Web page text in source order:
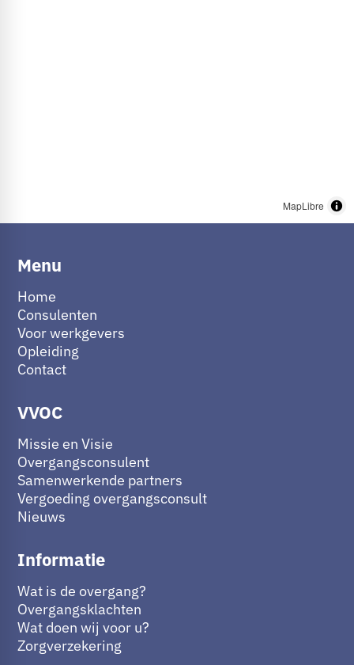
MapLibre
Menu
Home
Consulenten
Voor werkgevers
Opleiding
Contact
VVOC
Missie en Visie
Overgangsconsulent
Samenwerkende partners
Vergoeding overgangsconsult
Nieuws
Informatie
Wat is de overgang?
Overgangsklachten
Wat doen wij voor u?
Zorgverzekering